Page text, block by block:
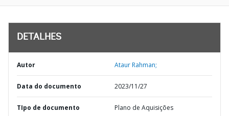
DETALHES
Autor Ataur Rahman;
Data do documento 2023/11/27
TIpo de documento Plano de Aquisições